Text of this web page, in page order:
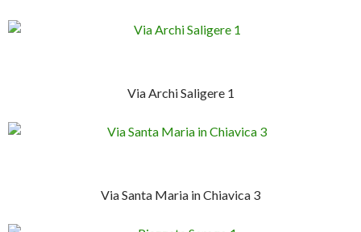
Via Archi Saligere 1
Via Santa Maria in Chiavica 3